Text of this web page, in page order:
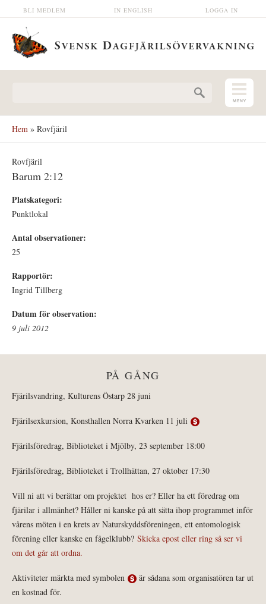
Hoppa till huvudinnehåll LOGGA IN
IN ENGLISH
BLI MEDLEM
Hem » Rovfjäril
Rovfjäril
Barum 2:12
Platskategori:
Punktlokal
Antal observationer:
25
Rapportör:
Ingrid Tillberg
Datum för observation:
9 juli 2012
PÅ GÅNG
Fjärilsvandring, Kulturens Östarp 28 juni
Fjärilsexkursion, Konsthallen Norra Kvarken 11 juli
Fjärilsföredrag, Biblioteket i Mjölby, 23 september 18:00
Fjärilsföredrag, Biblioteket i Trollhättan, 27 oktober 17:30
Vill ni att vi berättar om projektet hos er? Eller ha ett föredrag om
fjärilar i allmänhet? Håller ni kanske på att sätta ihop programmet inför
vårens möten i en krets av Naturskyddsföreningen, ett entomologisk
förening eller kanske en fågelklubb? Skicka epost eller ring så ser vi
om det går att ordna.
Aktiviteter märkta med symbolen
är sådana som organisatören tar ut
en kostnad för.